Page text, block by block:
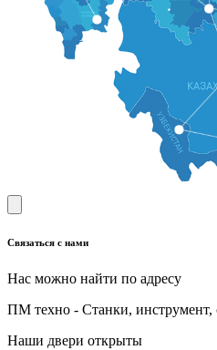
Связаться с нами
Нас можно найти по адресу
ПМ техно - Станки, инструмент,
Наши двери открыты